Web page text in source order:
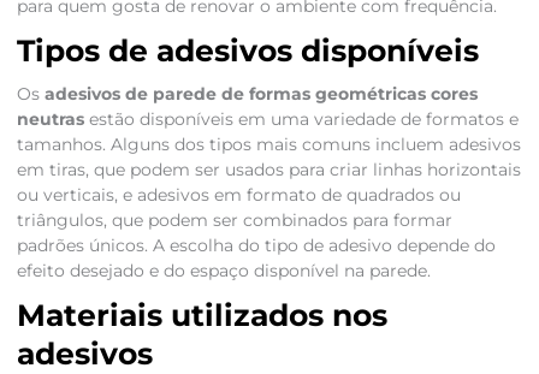
para quem gosta de renovar o ambiente com frequência.
Tipos de adesivos disponíveis
Os adesivos de parede de formas geométricas cores
neutrasestão disponíveis em uma variedade de formatos e
tamanhos. Alguns dos tipos mais comuns incluem adesivos
em tiras, que podem ser usados para criar linhas horizontais
ou verticais, e adesivos em formato de quadrados ou
triângulos, que podem ser combinados para formar
padrões únicos. A escolha do tipo de adesivo depende do
efeito desejado e do espaço disponível na parede.
Materiais utilizados nos
adesivos